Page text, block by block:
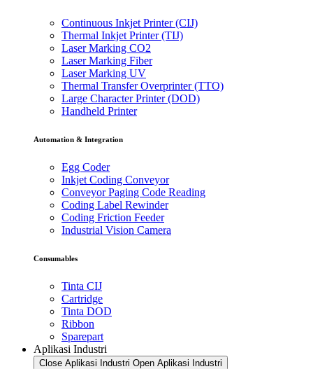
Continuous Inkjet Printer (CIJ)
Thermal Inkjet Printer (TIJ)
Laser Marking CO2
Laser Marking Fiber
Laser Marking UV
Thermal Transfer Overprinter (TTO)
Large Character Printer (DOD)
Handheld Printer
Automation & Integration
Egg Coder
Inkjet Coding Conveyor
Conveyor Paging Code Reading
Coding Label Rewinder
Coding Friction Feeder
Industrial Vision Camera
Consumables
Tinta CIJ
Cartridge
Tinta DOD
Ribbon
Sparepart
Aplikasi Industri
Close Aplikasi Industri Open Aplikasi Industri